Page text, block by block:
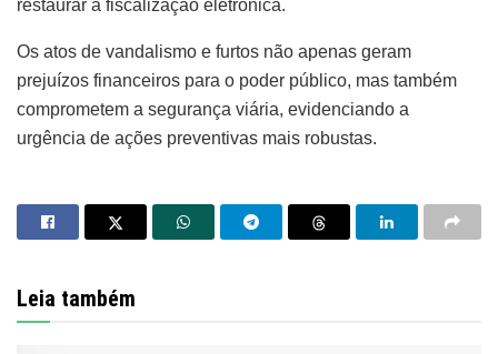
restaurar a fiscalização eletrônica.
Os atos de vandalismo e furtos não apenas geram
prejuízos financeiros para o poder público, mas também
comprometem a segurança viária, evidenciando a
urgência de ações preventivas mais robustas.
Leia também